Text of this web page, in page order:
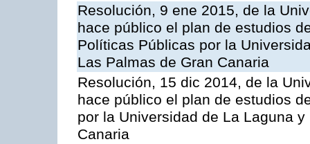
Resolución, 9 ene 2015, de la
hace público el plan de estudios
Políticas Públicas por la
Las Palmas de Gran Canaria
Resolución, 15 dic 2014, de la
hace público el plan de estudios
por la Universidad de La Laguna
Canaria